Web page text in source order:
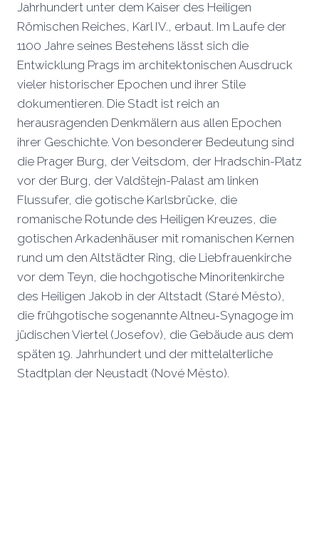
Jahrhundert unter dem Kaiser des Heiligen
Römischen Reiches, Karl IV., erbaut. Im Laufe der
1100 Jahre seines Bestehens lässt sich die
Entwicklung Prags im architektonischen Ausdruck
vieler historischer Epochen und ihrer Stile
dokumentieren. Die Stadt ist reich an
herausragenden Denkmälern aus allen Epochen
ihrer Geschichte. Von besonderer Bedeutung sind
die Prager Burg, der Veitsdom, der Hradschin-Platz
vor der Burg, der Valdštejn-Palast am linken
Flussufer, die gotische Karlsbrücke, die
romanische Rotunde des Heiligen Kreuzes, die
gotischen Arkadenhäuser mit romanischen Kernen
rund um den Altstädter Ring, die Liebfrauenkirche
vor dem Teyn, die hochgotische Minoritenkirche
des Heiligen Jakob in der Altstadt (Staré Mĕsto),
die frühgotische sogenannte Altneu-Synagoge im
jüdischen Viertel (Josefov), die Gebäude aus dem
späten 19. Jahrhundert und der mittelalterliche
Stadtplan der Neustadt (Nové Mĕsto).